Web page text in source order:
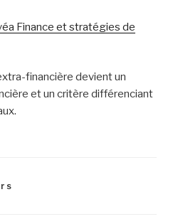
Finance et stratégies de
financière devient un
et un critère différenciant